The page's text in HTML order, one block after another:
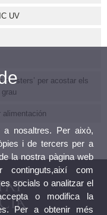
UV
màsters’ per acostar els
alimentación
nosaltres. Per això,
i de tercers per a
la nostra pàgina web
continguts,així com
socials o analitzar el
o modifica la
Per a obtenir més